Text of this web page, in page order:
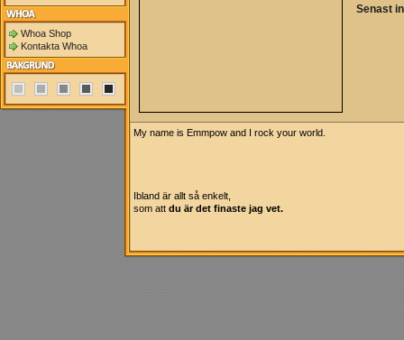
Whoa Shop
Kontakta Whoa
Senast
My name is Emmpow and I rock your world.
Ibland är allt så enkelt,
som att du är det finaste jag vet.